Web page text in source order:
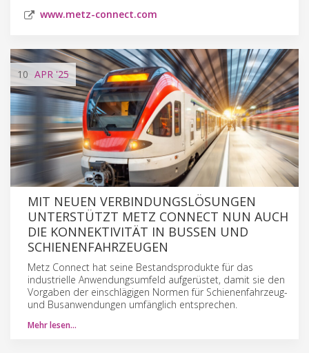
www.metz-connect.com
10 APR '25
MIT NEUEN VERBINDUNGSLÖSUNGEN
UNTERSTÜTZT METZ CONNECT NUN AUCH
DIE KONNEKTIVITÄT IN BUSSEN UND
SCHIENENFAHRZEUGEN
Metz Connect hat seine Bestandsprodukte für das
industrielle Anwendungsumfeld aufgerüstet, damit sie den
Vorgaben der einschlägigen Normen für Schienenfahrzeug-
und Busanwendungen umfänglich entsprechen.
Mehr lesen…